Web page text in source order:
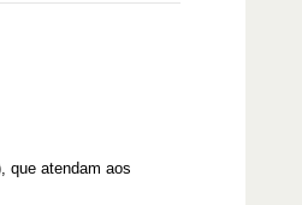
que atendam aos